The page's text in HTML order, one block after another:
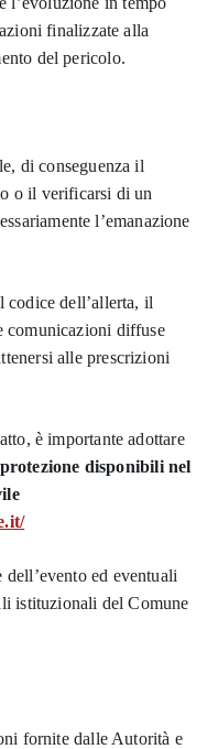
finalizzate alla
del pericolo.
di conseguenza il
o il verificarsi di un
l’emanazione
codice dell’allerta, il
comunicazioni diffuse
alle prescrizioni
è importante adottare
disponibili nel
ed eventuali
istituzionali del Comune
fornite dalle Autorità e